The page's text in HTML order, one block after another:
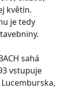
květin.
je tedy
sahá
vstupuje